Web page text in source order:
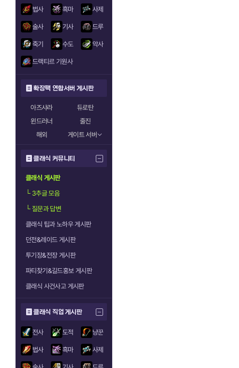
법사 흑마 사제
술사 기사 드루
죽기 수도 악사
드랙티르 기원사
확장팩 연합서버 게시판
아즈샤라
듀로탄
윈드러너
줄진
해외
게이트 서버
클래식 커뮤니티
클래식 게시판
└3추글 모음
└질문과 답변
클래식 팁과 노하우 게시판
던전&레이드 게시판
투기장&전장 게시판
파티찾기&길드홍보 게시판
클래식 사건사고 게시판
클래식 직업 게시판
전사 도적 냥꾼
법사 흑마 사제